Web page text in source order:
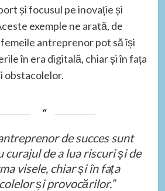
și focusul pe inovație și
exemple ne arată, de
femeile antreprenor pot să își
în era digitală, chiar și în fața
obstacolelor.
de succes sunt
curajul de a lua riscuri și de
visele, chiar și în fața
și provocărilor.”